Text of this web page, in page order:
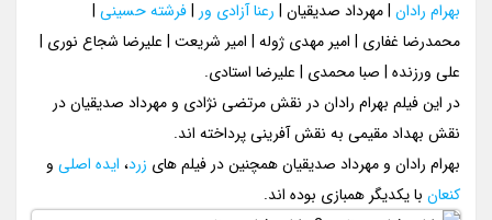
بهرام رادان | مهرداد صدیقیان | رعنا آزادی ور |فرشته حسینی |
محمدرضا غفاری | امیر مهدی ژوله | امیر شریعت | علیرضا شجاع نوری |
علی ورزنده | صبا محمدی | علیرضا استادی.
در این فیلم بهرام رادان در نقش مرتضی نژادی و مهرداد صدیقیان در
نقش بهداد مقیمی به نقش آفرینی پرداخته اند.
بهرام رادان و مهرداد صدیقیان همچنین در فیلم های زرد، ایده اصلی و
کنعان با یکدیگر همبازی بوده اند.